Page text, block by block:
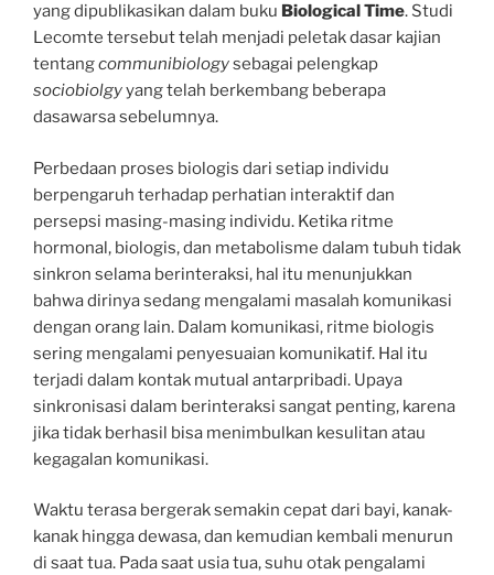
yang dipublikasikan dalam buku Biological Time. Studi
Lecomte tersebut telah menjadi peletak dasar kajian
tentangcommunibiologysebagai pelengkap
sociobiolgyyang telah berkembang beberapa
dasawarsa sebelumnya.
Perbedaan proses biologis dari setiap individu
berpengaruh terhadap perhatian interaktif dan
persepsi masing-masing individu. Ketika ritme
hormonal, biologis, dan metabolisme dalam tubuh tidak
sinkron selama berinteraksi, hal itu menunjukkan
bahwa dirinya sedang mengalami masalah komunikasi
dengan orang lain. Dalam komunikasi, ritme biologis
sering mengalami penyesuaian komunikatif. Hal itu
terjadi dalam kontak mutual antarpribadi. Upaya
sinkronisasi dalam berinteraksi sangat penting, karena
jika tidak berhasil bisa menimbulkan kesulitan atau
kegagalan komunikasi.
Waktu terasa bergerak semakin cepat dari bayi, kanak-
kanak hingga dewasa, dan kemudian kembali menurun
di saat tua. Pada saat usia tua, suhu otak pengalami